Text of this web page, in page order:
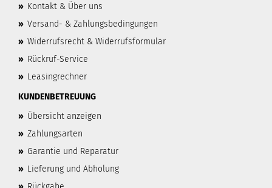
» Kontakt & Über uns
» Versand- & Zahlungsbedingungen
» Widerrufsrecht & Widerrufsformular
» Rückruf-Service
» Leasingrechner
KUNDENBETREUUNG
» Übersicht anzeigen
» Zahlungsarten
» Garantie und Reparatur
» Lieferung und Abholung